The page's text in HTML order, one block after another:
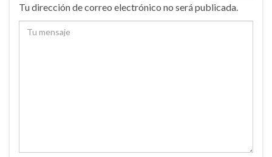
Tu dirección de correo electrónico no será publicada.